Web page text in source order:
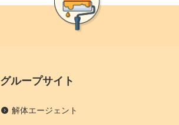
グループサイト
解体エージェント